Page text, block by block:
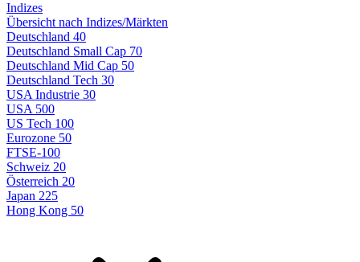
Indizes
Übersicht nach Indizes/Märkten
Deutschland 40
Deutschland Small Cap 70
Deutschland Mid Cap 50
Deutschland Tech 30
USA Industrie 30
USA 500
US Tech 100
Eurozone 50
FTSE-100
Schweiz 20
Österreich 20
Japan 225
Hong Kong 50